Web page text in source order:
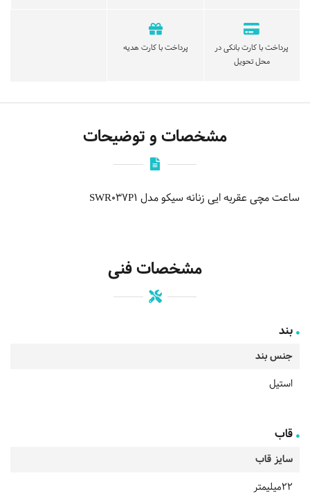
پرداخت با کارت بانکی در
محل تحویل
پرداخت با کارت هدیه
مشخصات و توضیحات
ساعت مچی عقربه ایی زنانه سیکو مدل SWR037P1
مشخصات فنی
بند
جنس بند
استیل
قاب
سایز قاب
22میلیمتر